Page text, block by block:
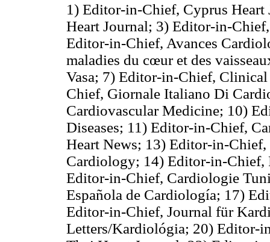
1) Editor-in-Chief, Cyprus
Heart Journal; 3) Editor-in-
Editor-in-Chief, Avances
maladies du cœur et des
Vasa; 7) Editor-in-Chief,
Chief, Giornale Italiano Di
Cardiovascular Medicine; 10)
Diseases; 11) Editor-in-Chief,
Heart News; 13) Editor-in-Chief,
Cardiology; 14) Editor-in-Chief,
Editor-in-Chief, Cardiologie
Española de Cardiología; 17)
Editor-in-Chief, Journal für
Letters/Kardiológia; 20) Editor-